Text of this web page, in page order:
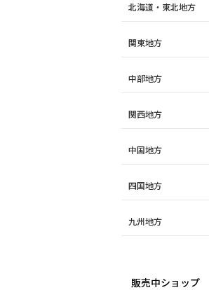
北海道・東北地方
関東地方
中部地方
関西地方
中国地方
四国地方
九州地方
販売中ショップ